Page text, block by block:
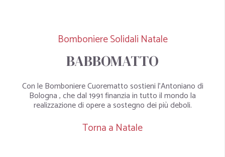
Bomboniere Solidali Natale
BABBOMATTO
Con le Bomboniere Cuorematto sostieni l’Antoniano di
Bologna , che dal 1991 finanzia in tutto il mondo la
realizzazione di opere a sostegno dei più deboli.
Torna a Natale